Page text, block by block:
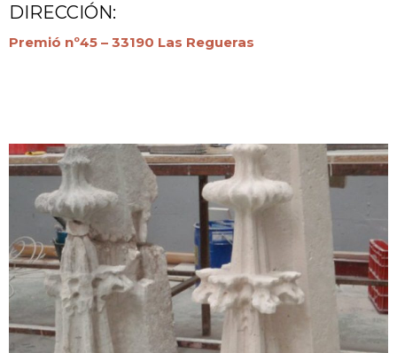
DIRECCIÓN:
Premió nº45 – 33190 Las Regueras